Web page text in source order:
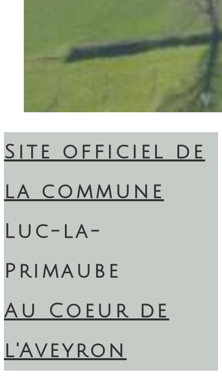
Site officiel de
la commune
Luc-la-
Primaube
Au Coeur de
l'Aveyron